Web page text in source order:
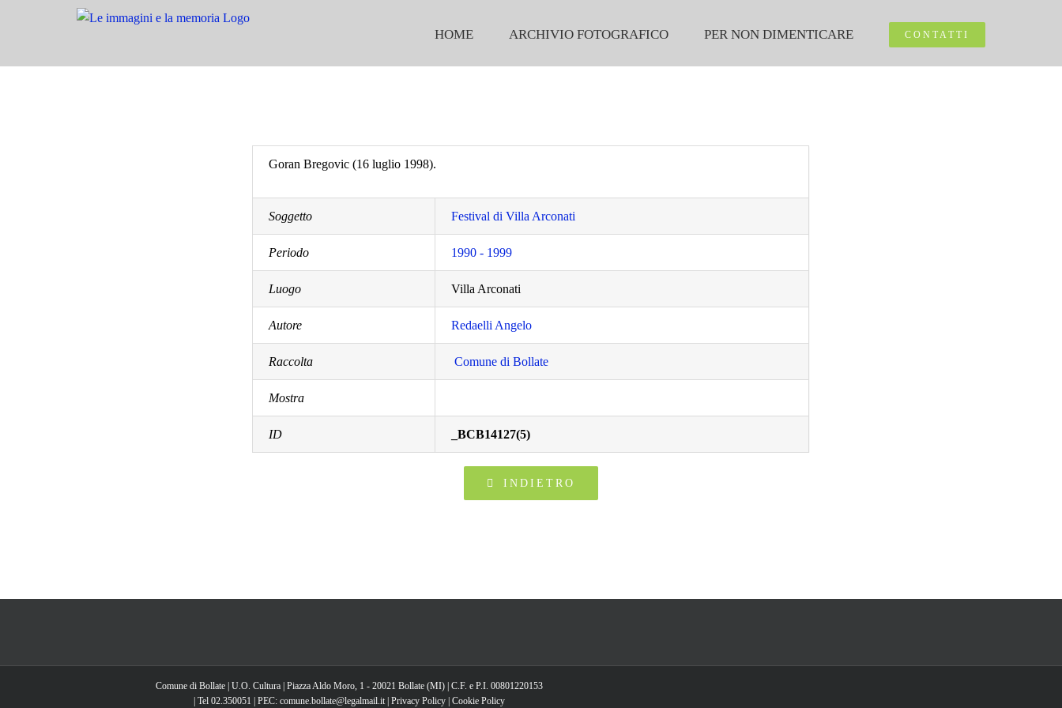
HOME ARCHIVIO FOTOGRAFICO PER NON DIMENTICARE CONTATTI
Goran Bregovic (16 luglio 1998).
Soggetto Festival di Villa Arconati
Periodo 1990 - 1999
Luogo Villa Arconati
Autore Redaelli Angelo
Raccolta Comune di Bollate
Mostra
ID _BCB14127(5)
INDIETRO
Comune di Bollate | U.O. Cultura | Piazza Aldo Moro, 1 - 20021 Bollate (MI) | C.F. e P.I. 00801220153
| Tel 02.350051 | PEC: comune.bollate@legalmail.it | Privacy Policy Cookie Policy